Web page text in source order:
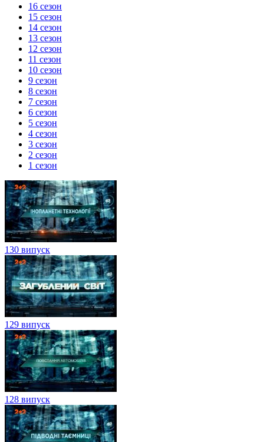
16 сезон
15 сезон
14 сезон
13 сезон
12 сезон
11 сезон
10 сезон
9 сезон
8 сезон
7 сезон
6 сезон
5 сезон
4 сезон
3 сезон
2 сезон
1 сезон
130 випуск
129 випуск
128 випуск